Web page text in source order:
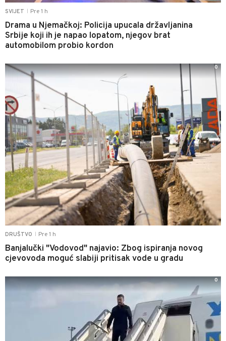
SVIJET Pre 1 h
Drama u Njemačkoj: Policija upucala državljanina
Srbije koji ih je napao lopatom, njegov brat
automobilom probio kordon
DRUŠTVO Pre 1 h
Banjalučki "Vodovod" najavio: Zbog ispiranja novog
cjevovoda moguć slabiji pritisak vode u gradu
0
0